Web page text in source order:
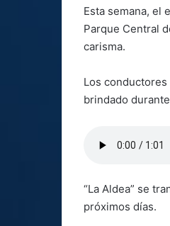
Esta semana, el
Parque Central
carisma.
Los
brindado
“La Aldea” se
próximos días.